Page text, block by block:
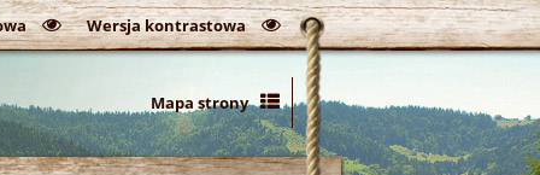
Wersja kontrastowa
Mapa strony